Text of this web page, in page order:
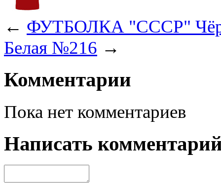
← ФУТБОЛКА "СССР"
Белая №216 →
Комментарии
Пока нет комментариев
Написать